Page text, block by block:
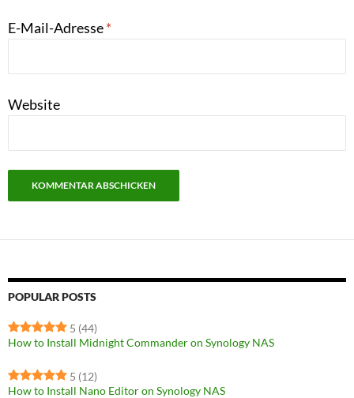
E-Mail-Adresse*
Website
POPULAR POSTS
5 (44)
How to Install Midnight Commander on Synology NAS
5 (12)
How to Install Nano Editor on Synology NAS